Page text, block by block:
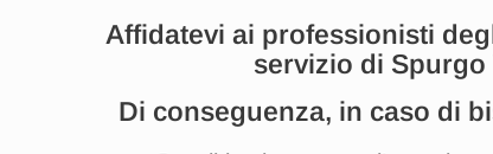
Affidatevi ai professionisti
servizio di
Di conseguenza, in caso di